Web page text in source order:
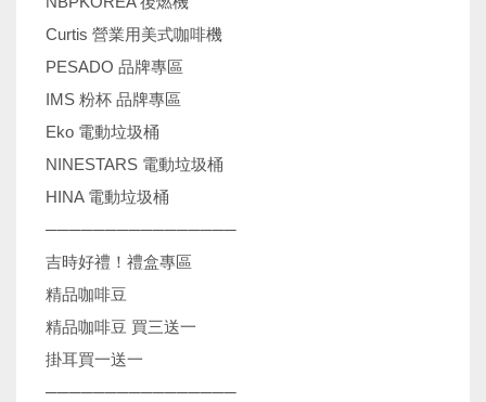
Curtis 營業用美式咖啡機
PESADO 品牌專區
IMS 粉杯 品牌專區
Eko 電動垃圾桶
NINESTARS 電動垃圾桶
HINA 電動垃圾桶
────────────────
吉時好禮！禮盒專區
精品咖啡豆
精品咖啡豆 買三送一
掛耳買一送一
────────────────